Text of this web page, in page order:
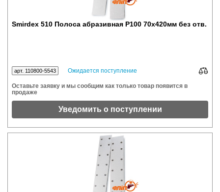
Smirdex 510 Полоса абразивная P100 70x420мм без отв.
арт. 110800-5543 Ожидается поступление
Оставьте заявку и мы сообщим как только товар появится в
продаже
Уведомить о поступлении